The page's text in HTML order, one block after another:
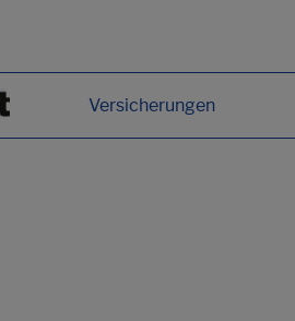
Versicherungen